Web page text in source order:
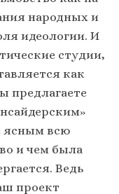
народных и
идеологии. И
студии,
как
предлагаете
ясным всю
и чем была
Ведь
проект